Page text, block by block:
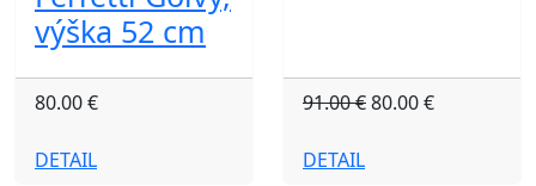
výška 52 cm
80.00 €
DETAIL
91.00 €80.00 €
DETAIL